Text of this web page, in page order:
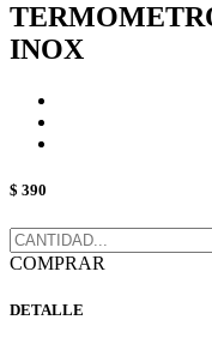
INOX
$ 390
COMPRAR
DETALLE